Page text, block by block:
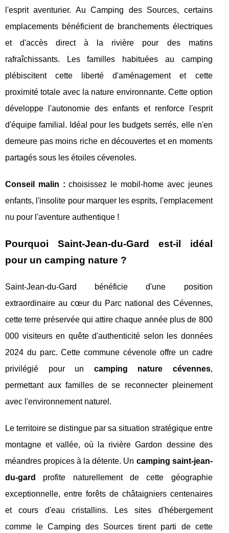
l'esprit aventurier. Au Camping des Sources, certains
emplacements bénéficient de branchements électriques
et d'accès direct à la rivière pour des matins
rafraîchissants. Les familles habituées au camping
plébiscitent cette liberté d'aménagement et cette
proximité totale avec la nature environnante. Cette option
développe l'autonomie des enfants et renforce l'esprit
d'équipe familial. Idéal pour les budgets serrés, elle n'en
demeure pas moins riche en découvertes et en moments
partagés sous les étoiles cévenoles.
Conseil malin : choisissez le mobil-home avec jeunes
enfants, l'insolite pour marquer les esprits, l'emplacement
nu pour l'aventure authentique !
Pourquoi Saint-Jean-du-Gard est-il idéal
pour un camping nature ?
Saint-Jean-du-Gard bénéficie d'une position
extraordinaire au cœur du Parc national des Cévennes,
cette terre préservée qui attire chaque année plus de 800
000 visiteurs en quête d'authenticité selon les données
2024 du parc. Cette commune cévenole offre un cadre
privilégié pour un camping nature cévennes,
permettant aux familles de se reconnecter pleinement
avec l'environnement naturel.
Le territoire se distingue par sa situation stratégique entre
montagne et vallée, où la rivière Gardon dessine des
méandres propices à la détente. Un camping saint-jean-
du-gard
profite naturellement de cette géographie
exceptionnelle, entre forêts de châtaigniers centenaires
et cours d'eau cristallins. Les sites d'hébergement
comme le Camping des Sources tirent parti de cette